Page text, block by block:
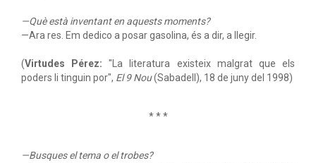
—Què està inventant en aquests moments?
—Ara res. Em dedico a posar gasolina, és a dir, a llegir.
(Virtudes Pérez: "La literatura existeix malgrat que els
poders li tinguin por", El 9 Nou(Sabadell), 18 de juny del 1998)
* * *
—Busques el tema o el trobes?